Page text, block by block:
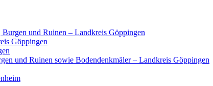
Burgen und Ruinen – Landkreis Göppingen
Göppingen
und Ruinen sowie Bodendenkmäler – Landkreis Göppingen